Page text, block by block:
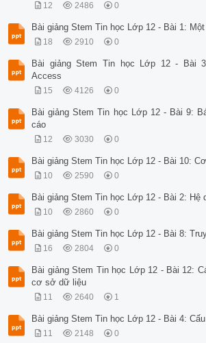
12 2486 0
Bài giảng Stem Tin học Lớp 12 - Bài 1:
18 2910 0
Bài giảng Stem Tin học Lớp 12 - Bài
Access
15 4126 0
Bài giảng Stem Tin học Lớp 12 - Bài 9:
cáo
12 3030 0
Bài giảng Stem Tin học Lớp 12 - Bài 10:
10 2590 0
Bài giảng Stem Tin học Lớp 12 - Bài 2:
10 2860 0
Bài giảng Stem Tin học Lớp 12 - Bài 8:
16 2804 0
Bài giảng Stem Tin học Lớp 12 - Bài 12:
cơ sở dữ liệu
11 2640 1
Bài giảng Stem Tin học Lớp 12 - Bài 4:
11 2148 0